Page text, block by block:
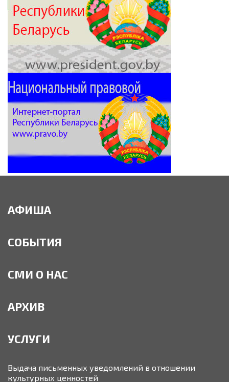
АФИША
СОБЫТИЯ
СМИ О НАС
АРХИВ
УСЛУГИ
Выдача письменных уведомлений в отношении
культурных ценностей